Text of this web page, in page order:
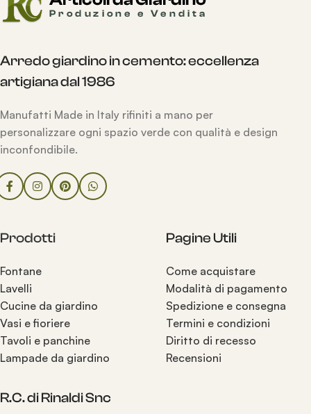
Arredo giardino in cemento: eccellenza
artigiana dal 1986
Manufatti Made in Italy rifiniti a mano per
personalizzare ogni spazio verde con qualità e design
inconfondibile.
Prodotti
Fontane
Lavelli
Cucine da giardino
Vasi e fioriere
Tavoli e panchine
Lampade da giardino
Pagine Utili
Come acquistare
Modalità di pagamento
Spedizione e consegna
Termini e condizioni
Diritto di recesso
Recensioni
R.C. di Rinaldi Snc